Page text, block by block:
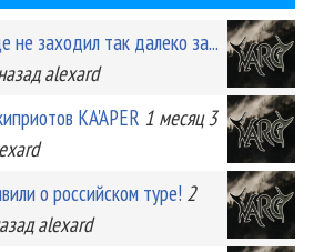
заходил так далеко за...
alexard
KA'APER 1 месяц 3
о российском туре! 2
alexard